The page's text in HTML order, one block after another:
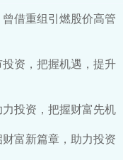
借重组引燃股价高管
资，把握机遇，提升
投资，把握财富先机
富新篇章，助力投资